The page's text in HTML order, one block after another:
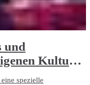
und
Kultur
spezielle